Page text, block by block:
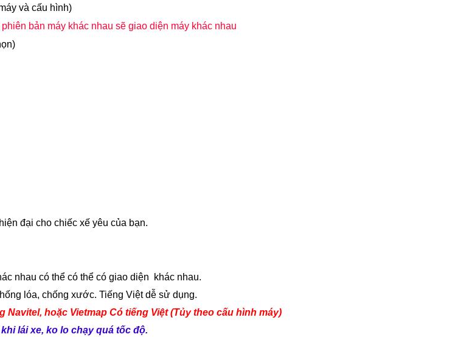
và cấu hình)
bản máy khác nhau sẽ giao diện máy khác nhau
đại cho chiếc xế yêu của bạn.
nhau có thể có thể có giao diện khác nhau.
lóa, chống xước. Tiếng Việt dễ sử dụng.
hoặc Vietmap Có tiếng Việt (Tủy theo cấu hình máy)
lái xe, ko lo chạy quá tốc độ.